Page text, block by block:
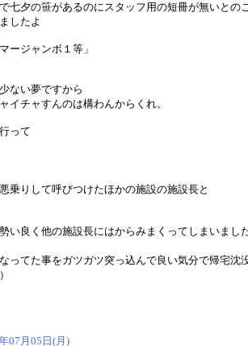
七夕の笹があるのにスタッフ用の短冊が無いとの
したよ
ージャンボ１等」
ない夢ですから
イチャすんのは構わんからくれ。
って
乗りして呼びつけたほかの施設の施設長と
い良く他の施設長にはからみまくってしまいまし
ってた事をガツガツ突っ込んで良い気分で帰宅沈
07月05日(月)